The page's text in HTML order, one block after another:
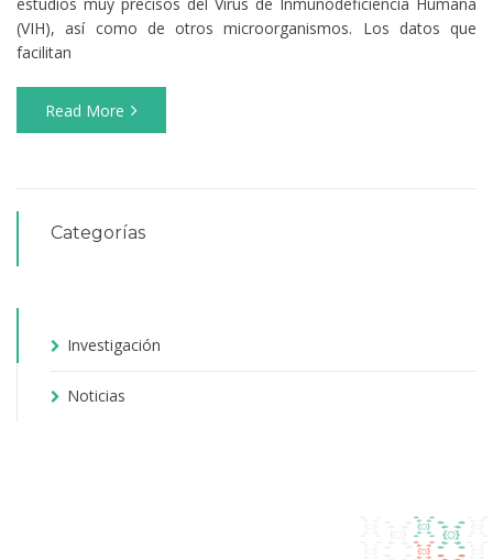
(VIH), así como de otros microorganismos. Los datos que
facilitan
Read More
Categorías
Investigación
Noticias